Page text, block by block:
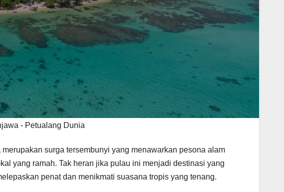
- Petualang Dunia
merupakan surga tersembunyi yang menawarkan pesona alam
yang ramah. Tak heran jika pulau ini menjadi destinasi yang
penat dan menikmati suasana tropis yang tenang.